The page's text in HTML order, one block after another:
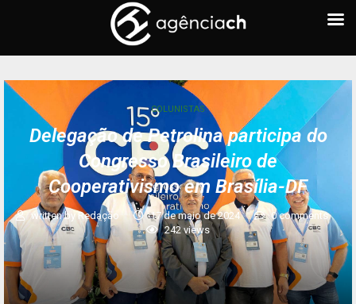
COLUNISTAS
Delegação de Petrolina participa do
Congresso Brasileiro de
Cooperativismo em Brasília-DF
written by Redação 17 de maio de 2024
0 comments
242views